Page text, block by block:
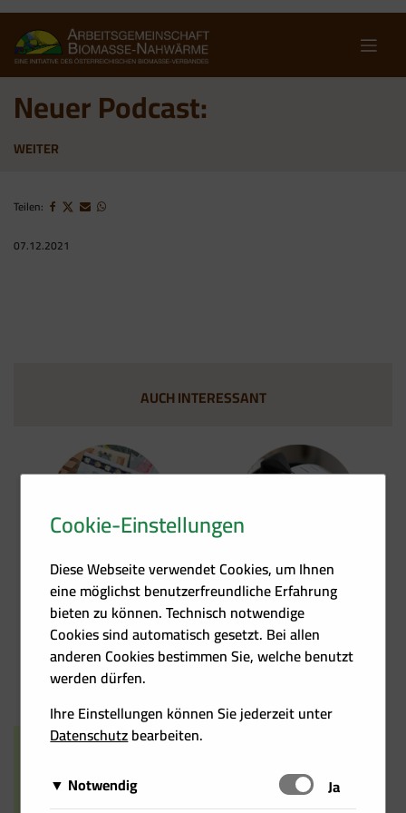
content
Neuer Podcast:
WEITER
Teilen:
07.12.2021
Förder­übersicht
Events Kontakt
AUCH INTERESSANT
Cookie-Einstellungen
Diese Webseite verwendet Cookies, um Ihnen
eine möglichst benutzerfreundliche Erfahrung
bieten zu können. Technisch notwendige
Cookies sind automatisch gesetzt. Bei allen
anderen Cookies bestimmen Sie, welche benutzt
werden dürfen.
Ihre Einstellungen können Sie jederzeit unter
Datenschutzbearbeiten.
Notwendig
Schalten
Ja